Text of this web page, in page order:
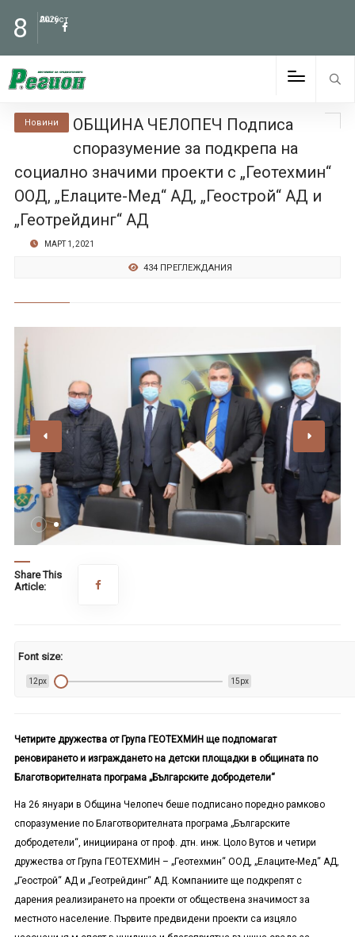
8 Август
2026
Новини
ОБЩИНА ЧЕЛОПЕЧ Подписа
споразумение за подкрепа на
социално значими проекти с „Геотехмин“
ООД, „Елаците-Мед“ АД, „Геострой“ АД и
„Геотрейдинг“ АД
МАРТ 1, 2021
434 ПРЕГЛЕЖДАНИЯ
Share This
Article:
Font size:
12px 15px
Четирите дружества от Група ГЕОТЕХМИН ще подпомагат
реновирането и изграждането на детски площадки в общината по
Благотворителната програма „Българските добродетели“
На 26 януари в Община Челопеч беше подписано поредно рамково
споразумение по Благотворителната програма „Българските
добродетели“, инициирана от проф. дтн. инж. Цоло Вутов и четири
дружества от Група ГЕОТЕХМИН – „Геотехмин“ ООД, „Елаците-Мед“ АД,
„Геострой“ АД и „Геотрейдинг“ АД. Компаниите ще подкрепят с
дарения реализирането на проекти от обществена значимост за
местното население. Първите предвидени проекти са изцяло